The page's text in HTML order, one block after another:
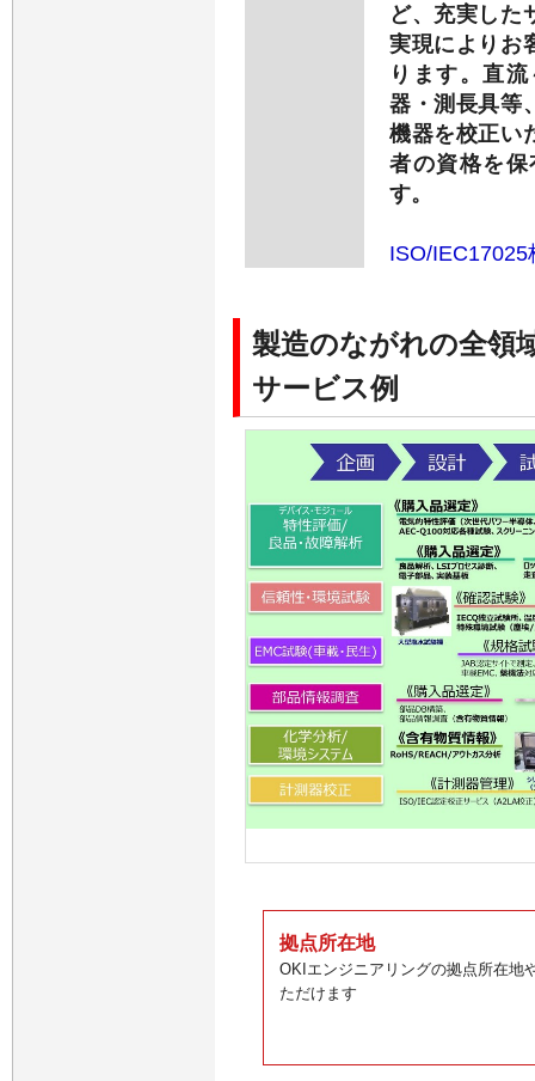
ど、充実した
実現によりお
ります。直
器・測長具等
機器を校正い
者の資格を
す。
ISO/IEC17025
製造のながれの全領
サービス例
拠点所在地
OKIエンジニアリングの拠点所在地
ただけます